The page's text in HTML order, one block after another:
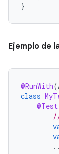
}
Ejemplo de
@RunWith(
class
@Test